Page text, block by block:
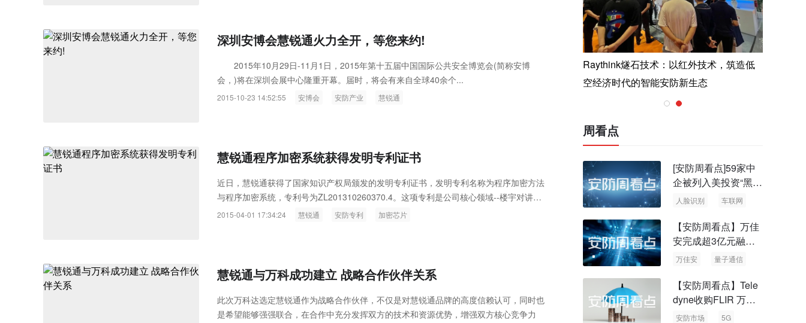
深圳安博会慧锐通火力全开，等您来约!
2015年10月29日-11月1日，2015年第十五届中国国际公共安全博览会(简称安博
会，)将在深圳会展中心隆重开幕。届时，将会有来自全球40余个...
2015-10-23 14:52:55 安博会 安防产业 慧锐通
慧锐通程序加密系统获得发明专利证书
近日，慧锐通获得了国家知识产权局颁发的发明专利证书，发明专利名称为程序加密方法
与程序加密系统，专利号为ZL201310260370.4。这项专利是公司核心领域--楼宇对讲系
列中的重要技术，主要应用于楼宇对讲产品的系统之中。
2015-04-01 17:34:24 慧锐通 安防专利 加密芯片
慧锐通与万科成功建立 战略合作伙伴关系
此次万科达选定慧锐通作为战略合作伙伴，不仅是对慧锐通品牌的高度信赖认可，同时也
是希望能够强强联合，在合作中充分发挥双方的技术和资源优势，增强双方核心竞争力
Raythink燧石技术：以红外技术，筑造低
空经济时代的智能安防新生态
智联航空：无人机赋能应急救援与医疗运
输行业创新
Raythink燧石技术：以红外技术，筑造低
空经济时代的智能安防新生态
周看点
[安防周看点]59家中
企被列入美投资“黑名
单” 中国信通院启动
人脸识别 车联网
【安防周看点】万佳
安完成超3亿元融资
国内首批量子通信标
万佳安 量子通信
【安防周看点】Tele
dyne收购FLIR 万物
云新品牌“万御安防”
安防市场 5G